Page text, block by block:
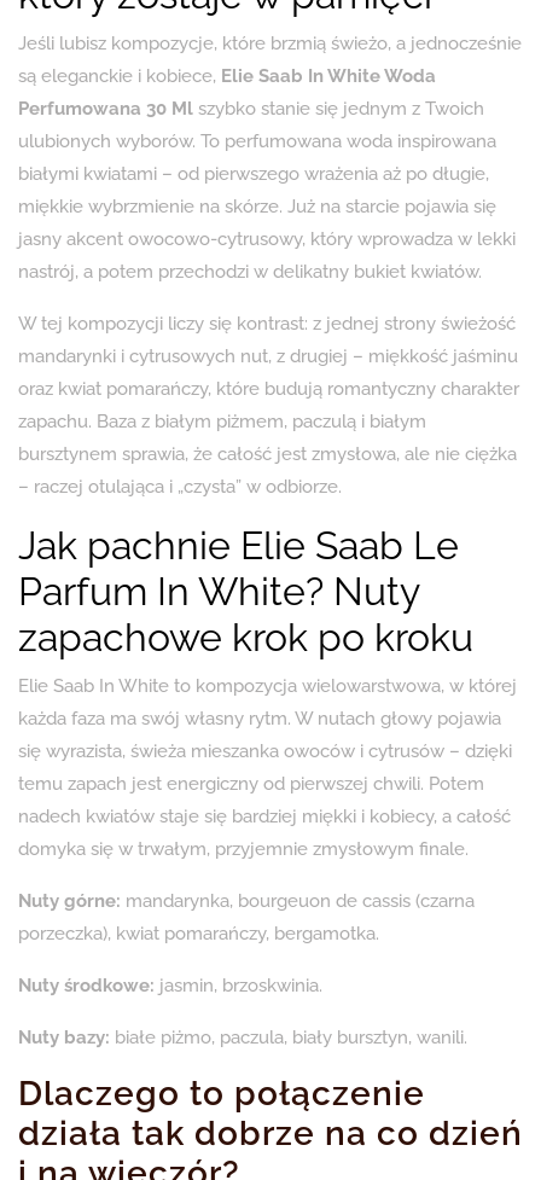
Jeśli lubisz kompozycje, które brzmią świeżo, a jednocześnie
są eleganckie i kobiece, Elie Saab In White Woda
Perfumowana 30 Ml szybko stanie się jednym z Twoich
ulubionych wyborów. To perfumowana woda inspirowana
białymi kwiatami – od pierwszego wrażenia aż po długie,
miękkie wybrzmienie na skórze. Już na starcie pojawia się
jasny akcent owocowo-cytrusowy, który wprowadza w lekki
nastrój, a potem przechodzi w delikatny bukiet kwiatów.
W tej kompozycji liczy się kontrast: z jednej strony świeżość
mandarynki i cytrusowych nut, z drugiej – miękkość jaśminu
oraz kwiat pomarańczy, które budują romantyczny charakter
zapachu. Baza z białym piżmem, paczulą i białym
bursztynem sprawia, że całość jest zmysłowa, ale nie ciężka
– raczej otulająca i „czysta” w odbiorze.
Jak pachnie Elie Saab Le
Parfum In White? Nuty
zapachowe krok po kroku
Elie Saab In White to kompozycja wielowarstwowa, w której
każda faza ma swój własny rytm. W nutach głowy pojawia
się wyrazista, świeża mieszanka owoców i cytrusów – dzięki
temu zapach jest energiczny od pierwszej chwili. Potem
nadech kwiatów staje się bardziej miękki i kobiecy, a całość
domyka się w trwałym, przyjemnie zmysłowym finale.
Nuty górne: mandarynka, bourgeuon de cassis (czarna
porzeczka), kwiat pomarańczy, bergamotka.
Nuty środkowe: jasmin, brzoskwinia.
Nuty bazy: białe piżmo, paczula, biały bursztyn, wanili.
Dlaczego to połączenie
działa tak dobrze na co dzień